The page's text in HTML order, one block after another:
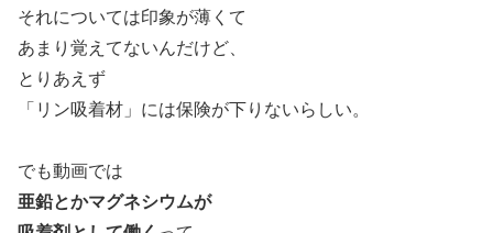
それについては印象が薄くて
あまり覚えてないんだけど、
とりあえず
「リン吸着材」には保険が下りないらしい。
でも動画では
亜鉛とかマグネシウムが